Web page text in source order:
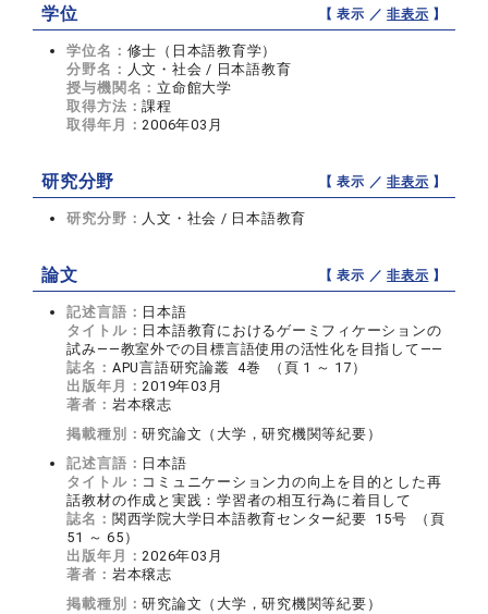
学位 【 表示 ／非表示 】
学位名： 修士（日本語教育学）
分野名： 人文・社会 / 日本語教育
授与機関名： 立命館大学
取得方法：課程
取得年月：2006年03月
研究分野 【 表示 ／非表示 】
研究分野： 人文・社会 / 日本語教育
論文 【 表示 ／非表示 】
記述言語： 日本語
タイトル： 日本語教育におけるゲーミフィケーションの
試み――教室外での目標言語使用の活性化を目指して――
誌名： APU言語研究論叢 4巻 （頁 1 ～ 17）
出版年月：2019年03月
著者： 岩本穣志
掲載種別：研究論文（大学，研究機関等紀要）
記述言語： 日本語
タイトル： コミュニケーション力の向上を目的とした再
話教材の作成と実践：学習者の相互行為に着目して
誌名： 関西学院大学日本語教育センター紀要 15号 （頁
51 ～ 65）
出版年月：2026年03月
著者： 岩本穣志
掲載種別：研究論文（大学，研究機関等紀要）